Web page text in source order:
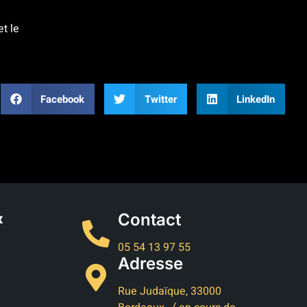
le
Facebook Twitter LinkedIn
Contact
05 54 13 97 55
Adresse
Rue Judaïque, 33000